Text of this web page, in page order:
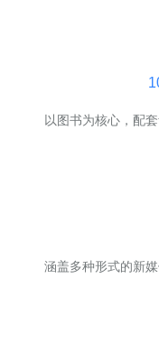
以图书为核心，配
涵盖多种形式的新